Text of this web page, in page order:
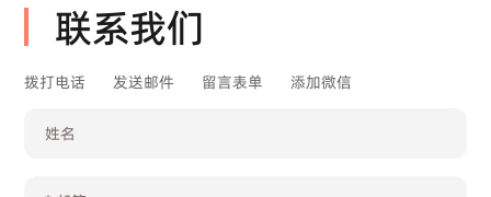
联系我们
拨打电话 发送邮件 留言表单 添加微信